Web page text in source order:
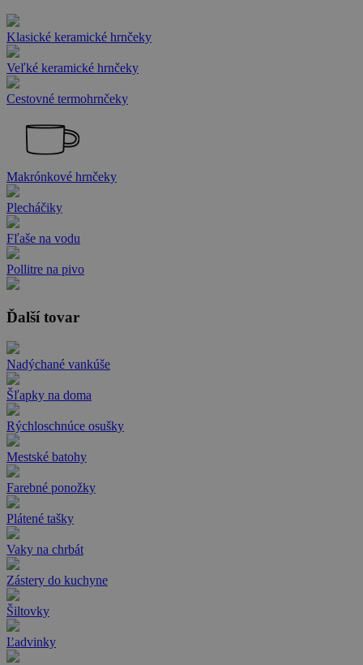
Klasické keramické hrnčeky
Veľké keramické hrnčeky
Cestovné termohrnčeky
Makrónkové hrnčeky
Plecháčiky
Fľaše na vodu
Pollitre na pivo
Ďalší tovar
Nadýchané vankúše
Šľapky na doma
Rýchloschnúce osušky
Mestské batohy
Farebné ponožky
Plátené tašky
Vaky na chrbát
Zástery do kuchyne
Šiltovky
Ľadvinky